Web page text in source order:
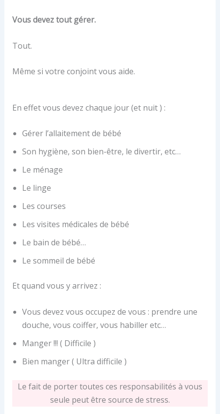
Vous devez tout gérer.
Tout.
Même si votre conjoint vous aide.
En effet vous devez chaque jour (et nuit ) :
Gérer l’allaitement de bébé
Son hygiène, son bien-être, le divertir, etc…
Le ménage
Le linge
Les courses
Les visites médicales de bébé
Le bain de bébé…
Le sommeil de bébé
Et quand vous y arrivez :
Vous devez vous occupez de vous : prendre une
douche, vous coiffer, vous habiller etc…
Manger !!! ( Difficile )
Bien manger ( Ultra difficile )
Le fait de porter toutes ces responsabilités à vous
seule peut être source de stress.